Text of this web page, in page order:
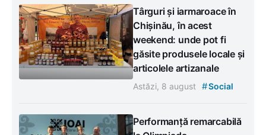
Târguri și iarmaroace în
Chișinău, în acest
weekend: unde pot fi
găsite produsele locale și
articolele artizanale
Astăzi, 8 august #Social
Performanță remarcabilă